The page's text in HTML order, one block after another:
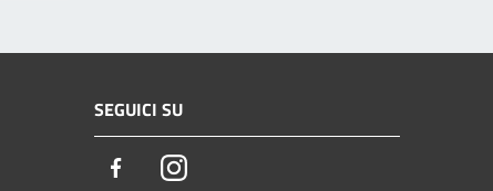
SEGUICI SU
FacebookInstagram